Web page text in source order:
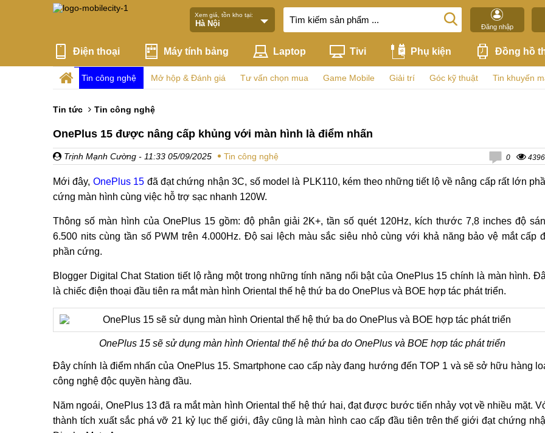
Xem giá, tồn kho tại:
Đăng nhập
Điện thoại Máy tính bảng Laptop Tivi Phụ kiện Đồng hồ
Tin công nghệ Mở hộp & Đánh giá Tư vấn chọn mua Game Mobile Giải trí Góc kỹ thuật Tin khuyến
Tin tức Tin công nghệ
OnePlus 15 được nâng cấp khủng với màn hình là điểm nhấn
Trịnh Mạnh Cường - 11:33 05/09/2025 Tin công nghệ 0 4396
Mới đây, OnePlus 15 đã đạt chứng nhận 3C, số model là PLK110, kém theo những tiết lộ về nâng cấp rất lớn
cứng màn hình cùng việc hỗ trợ sạc nhanh 120W.
Thông số màn hình của OnePlus 15 gồm: độ phân giải 2K+, tần số quét 120Hz, kích thước 7,8 inches độ
6.500 nits cùng tần số PWM trên 4.000Hz. Độ sai lệch màu sắc siêu nhỏ cùng với khả năng bảo vệ mắt cấp
phần cứng.
Blogger Digital Chat Station tiết lộ rằng một trong những tính năng nổi bật của OnePlus 15 chính là màn hình.
là chiếc điện thoại đầu tiên ra mắt màn hình Oriental thế hệ thứ ba do OnePlus và BOE hợp tác phát triển.
OnePlus 15 sẽ sử dụng màn hình Oriental thế hệ thứ ba do OnePlus và BOE hợp tác phát triển
Đây chính là điểm nhấn của OnePlus 15. Smartphone cao cấp này đang hướng đến TOP 1 và sẽ sở hữu hàng
công nghệ độc quyền hàng đầu.
Năm ngoái, OnePlus 13 đã ra mắt màn hình Oriental thế hệ thứ hai, đạt được bước tiến nhảy vọt về nhiều mặt.
thành tích xuất sắc phá vỡ 21 kỷ lục thế giới, đây cũng là màn hình cao cấp đầu tiên trên thế giới đạt chứng